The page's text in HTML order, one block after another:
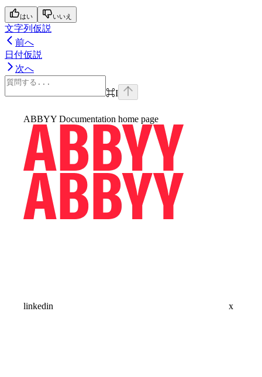
はい いいえ
文字列仮説
前へ
日付仮説
次へ
⌘I
ABBYY Documentation home page
linkedin x